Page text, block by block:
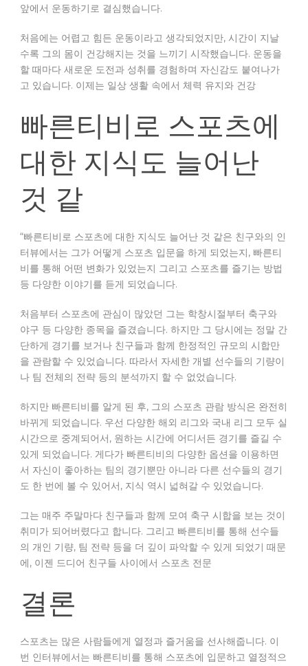
앞에서 운동하기로 결심했습니다.
처음에는 어렵고 힘든 운동이라고 생각되었지만, 시간이 지날
수록 그의 몸이 건강해지는 것을 느끼기 시작했습니다. 운동을
할 때마다 새로운 도전과 성취를 경험하며 자신감도 붙여나가
고 있습니다. 이제는 일상 생활 속에서 체력 유지와 건강
빠른티비로 스포츠에
대한 지식도 늘어난
것 같
“빠른티비로 스포츠에 대한 지식도 늘어난 것 같은 친구와의 인
터뷰에서는 그가 어떻게 스포츠 입문을 하게 되었는지, 빠른티
비를 통해 어떤 변화가 있었는지 그리고 스포츠를 즐기는 방법
등 다양한 이야기를 듣게 되었습니다.
처음부터 스포츠에 관심이 많았던 그는 학창시절부터 축구와
야구 등 다양한 종목을 즐겼습니다. 하지만 그 당시에는 정말 간
단하게 경기를 보거나 친구들과 함께 한정적인 규모의 시합만
을 관람할 수 있었습니다. 따라서 자세한 개별 선수들의 기량이
나 팀 전체의 전략 등의 분석까지 할 수 없었습니다.
하지만 빠른티비를 알게 된 후, 그의 스포츠 관람 방식은 완전히
바뀌게 되었습니다. 우선 다양한 해외 리그와 국내 리그 모두 실
시간으로 중계되어서, 원하는 시간에 어디서든 경기를 즐길 수
있게 되었습니다. 게다가 빠른티비의 다양한 옵션을 이용하면
서 자신이 좋아하는 팀의 경기뿐만 아니라 다른 선수들의 경기
도 한 번에 볼 수 있어서, 지식 역시 넓혀갈 수 있었습니다.
그는 매주 주말마다 친구들과 함께 모여 축구 시합을 보는 것이
취미가 되어버렸다고 합니다. 그리고 빠른티비를 통해 선수들
의 개인 기량, 팀 전략 등을 더 깊이 파악할 수 있게 되었기 때문
에, 이젠 드디어 친구들 사이에서 스포츠 전문
결론
스포츠는 많은 사람들에게 열정과 즐거움을 선사해줍니다. 이
번 인터뷰에서는 빠른티비를 통해 스포츠에 입문하고 열정적으